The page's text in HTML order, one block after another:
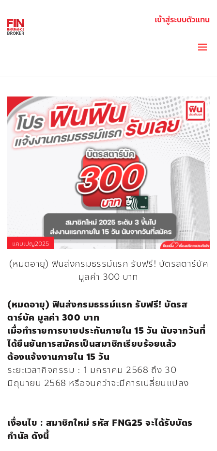
เข้าสู่ระบบตัวแทน
แคมเปญ2025
(หมดอายุ) ฟินส่งกรมธรรม์แรก รับฟรี! บัตรสตาร์บัค
มูลค่า 300 บาท
(หมดอายุ) ฟินส่งกรมธรรม์แรก รับฟรี! บัตรส
ตาร์บัค มูลค่า 300 บาท
เมื่อทำรายการขายประกันภายใน 15 วัน นับจากวันที่
ได้ยืนยันการสมัครเป็นสมาชิกเรียบร้อยแล้ว
ต้องแจ้งงานภายใน 15 วัน
ระยะเวลากิจกรรม : 1 มกราคม 2568 ถึง 30
มิถุนายน 2568 หรือจนกว่าจะมีการเปลี่ยนแปลง
เงื่อนไข : สมาชิกใหม่ รหัส FNG25 จะได้รับบัตร
กำนัล ดังนี้